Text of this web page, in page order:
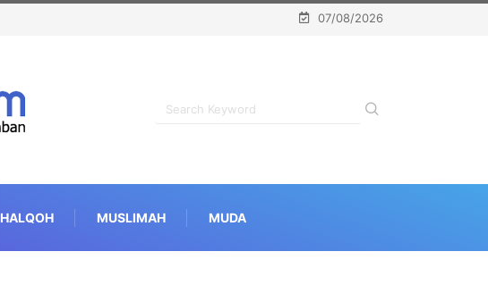
07/08/2026
HALQOH MUSLIMAH MUDA